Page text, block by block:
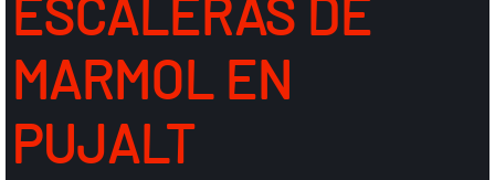
ESCALERAS DE
MARMOL EN
PUJALT